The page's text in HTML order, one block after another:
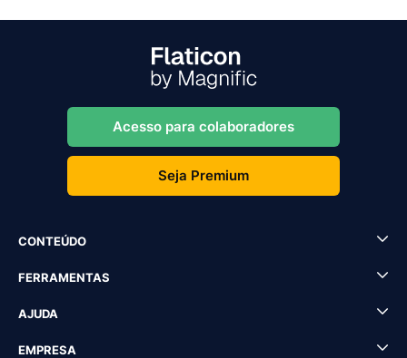
Acesso para colaboradores
Seja Premium
CONTEÚDO
FERRAMENTAS
AJUDA
EMPRESA